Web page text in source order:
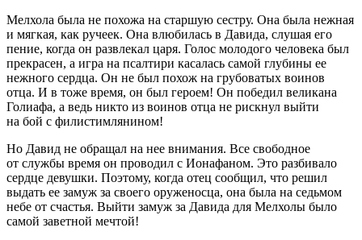
Мелхола была не похожа на старшую сестру. Она была нежная
и мягкая, как ручеек. Она влюбилась в Давида, слушая его
пение, когда он развлекал царя. Голос молодого человека был
прекрасен, а игра на псалтири касалась самой глубины ее
нежного сердца. Он не был похож на грубоватых воинов
отца. И в тоже время, он был героем! Он победил великана
Голиафа, а ведь никто из воинов отца не рискнул выйти
на бой с филистимлянином!
Но Давид не обращал на нее внимания. Все свободное
от службы время он проводил с Ионафаном. Это разбивало
сердце девушки. Поэтому, когда отец сообщил, что решил
выдать ее замуж за своего оруженосца, она была на седьмом
небе от счастья. Выйти замуж за Давида для Мелхолы было
самой заветной мечтой!